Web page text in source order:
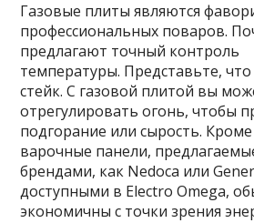
Газовые плиты являются
профессиональных поваров.
предлагают точный контроль
температуры. Представьте,
стейк. С газовой плитой вы
отрегулировать огонь, чтобы
подгорание или сырость.
варочные панели,
брендами, как Nedoca или
доступными в Electro Omega,
экономичны с точки зрения